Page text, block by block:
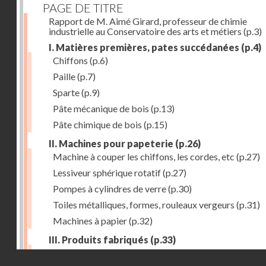
PAGE DE TITRE
Rapport de M. Aimé Girard, professeur de chimie
industrielle au Conservatoire des arts et métiers (p.3)
I. Matières premières, pates succédanées (p.4)
Chiffons (p.6)
Paille(p.7)
Sparte(p.9)
Pâte mécanique de bois (p.13)
Pâte chimique de bois (p.15)
II. Machines pour papeterie (p.26)
Machine à couper les chiffons, les cordes, etc (p.27)
Lessiveur sphérique rotatif(p.27)
Pompes à cylindres de verre(p.30)
Toiles métalliques, formes, rouleaux vergeurs (p.31)
Machines à papier(p.32)
III. Produits fabriqués (p.33)
Papiers à journaux(p.39)